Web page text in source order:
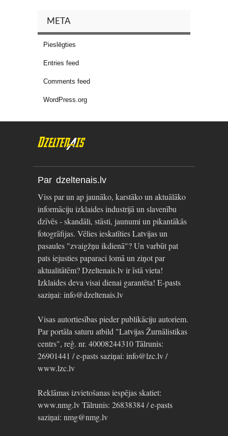
META
Pieslēgties
Entries feed
Comments feed
WordPress.org
Par dzeltenais.lv
Viss par un ap jaunāko, karstāko un aktuālāko
informāciju izklaides industrijā un slavenību
dzīvēs - skandāli, stāsti, jaunumi un pikantākās
fotogrāfijas. Vēlies ieskatīties Latvijas un
pasaules "zvaigžņu ikdienā"? Un varbūt pat
pats iejusties paparaci lomā un ziņot par
aktualitātēm? Dzeltenais.lv ir īstā vieta!
Izklaides deva visai dienai garantēta! E-pasts
saziņai: info@dzeltenais.lv
Visas autortiesības pieder publikāciju autoriem.
Par portāla saturu atbild "Latvijas Žurnālistikas
centrs", reģ. nr. 40008244310 Tālrunis:
26901441 / e-pasts saziņai: info@lzc.lv /
www.lzc.lv
Reklāmas izvietošanas iespējas skatiet:
www.nmg.lv Tālrunis: 26838384 / e-pasts
saziņai: nmg@nmg.lv